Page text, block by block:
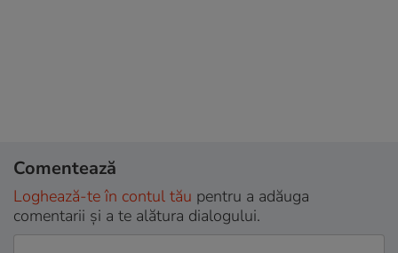
Comentează
Loghează-te în contul tău pentru a adăuga
comentarii și a te alătura dialogului.